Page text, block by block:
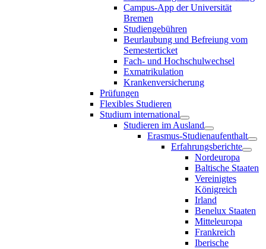
Campus-App der Universität
Bremen
Studiengebühren
Beurlaubung und Befreiung vom
Semesterticket
Fach- und Hochschulwechsel
Exmatrikulation
Krankenversicherung
Prüfungen
Flexibles Studieren
Studium international
Studieren im Ausland
Erasmus-Studienaufenthalt
Erfahrungsberichte
Nordeuropa
Baltische Staaten
Vereinigtes
Königreich
Irland
Benelux Staaten
Mitteleuropa
Frankreich
Iberische